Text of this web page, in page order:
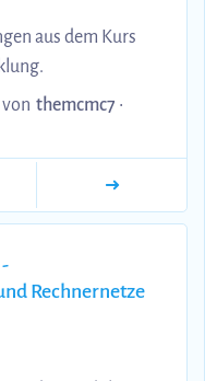
aus dem Kurs
von themcmc7 •
Rechnernetze